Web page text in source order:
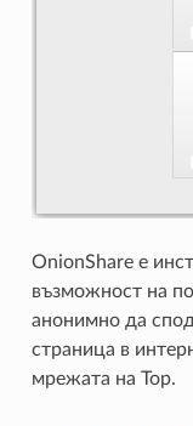
OnionShare е
възможност на
анонимно да
страница в
мрежата на Тор.